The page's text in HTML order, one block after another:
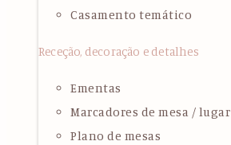
Casamento temático
Receção, decoração e detalhes
Ementas
Marcadores de mesa / lugar
Plano de mesas